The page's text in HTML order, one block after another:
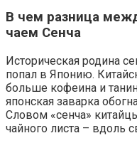
В чем разница
чаем Сенча
Историческая родина
попал в Японию.
больше кофеина и
японская заварка
Словом «сенча»
чайного листа – вдоль